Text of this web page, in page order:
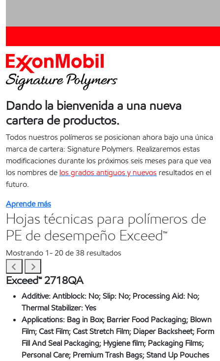
Dando la bienvenida a una nueva
cartera de productos.
Todos nuestros polímeros se posicionan ahora bajo una única
marca de cartera: Signature Polymers. Realizaremos estas
modificaciones durante los próximos seis meses para que vea
los nombres de los grados antiguos y nuevos resultados en el
futuro.
Aprende más
Hojas técnicas para polímeros de
PE de desempeño Exceed™
Mostrando 1-20de 38 resultados
Exceed™ 2718QA
Additive:Antiblock: No; Slip: No; Processing Aid: No;
Thermal Stabilizer: Yes
Applications: Bag in Box; Barrier Food Packaging; Blown
Film; Cast Film; Cast Stretch Film; Diaper Backsheet; Form
Fill And Seal Packaging; Hygiene film; Packaging Films;
Personal Care; Premium Trash Bags; Stand Up Pouches